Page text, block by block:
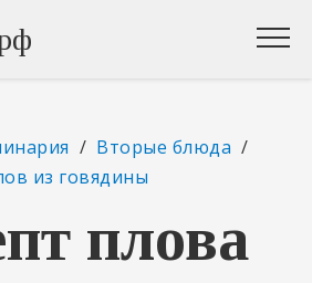
/ Вторые блюда /
из говядины
плова